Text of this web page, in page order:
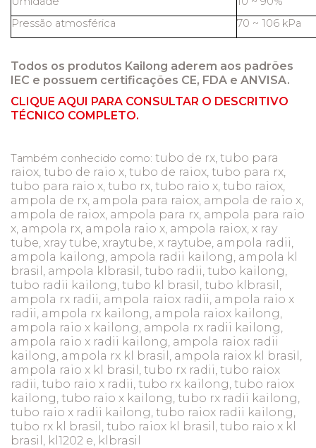
Pressão atmosférica
70 ~ 106 kPa
Todos os produtos Kailong aderem aos padrões
IEC e possuem certificações CE, FDA e ANVISA.
CLIQUE AQUI PARA CONSULTAR O DESCRITIVO
TÉCNICO COMPLETO.
Também conhecido como: tubo de rx, tubo para
raiox, tubo de raio x, tubo de raiox, tubo para rx,
tubo para raio x, tubo rx, tubo raio x, tubo raiox,
ampola de rx, ampola para raiox, ampola de raio x,
ampola de raiox, ampola para rx, ampola para raio
x, ampola rx, ampola raio x, ampola raiox, x ray
tube, xray tube, xraytube, x raytube, ampola radii,
ampola kailong, ampola radii kailong, ampola kl
brasil, ampola klbrasil, tubo radii, tubo kailong,
tubo radii kailong, tubo kl brasil, tubo klbrasil,
ampola rx radii, ampola raiox radii, ampola raio x
radii, ampola rx kailong, ampola raiox kailong,
ampola raio x kailong, ampola rx radii kailong,
ampola raio x radii kailong, ampola raiox radii
kailong, ampola rx kl brasil, ampola raiox kl brasil,
ampola raio x kl brasil, tubo rx radii, tubo raiox
radii, tubo raio x radii, tubo rx kailong, tubo raiox
kailong, tubo raio x kailong, tubo rx radii kailong,
tubo raio x radii kailong, tubo raiox radii kailong,
tubo rx kl brasil, tubo raiox kl brasil, tubo raio x kl
brasil, kl1202 e, klbrasil